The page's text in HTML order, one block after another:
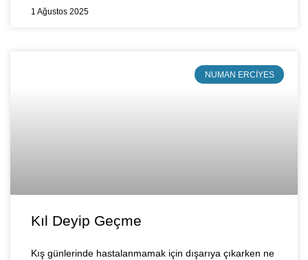
1 Ağustos 2025
NUMAN ERCIYES
Kıl Deyip Geçme
Kış günlerinde hastalanmamak için dışarıya çıkarken ne